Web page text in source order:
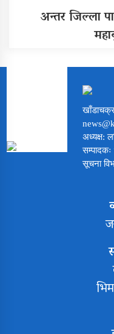
अन्तर जिल्ला
अध्यक्ष:
सम्पादकः
सूचना